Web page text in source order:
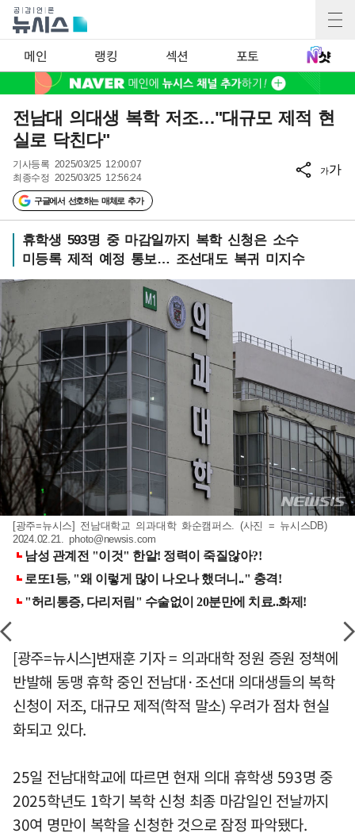
메인 랭킹 섹션 포토
전남대 의대생 복학 저조…"대규모 제적 현
실로 닥친다"
기사등록 2025/03/25 12:00:07
최종수정 2025/03/25 12:56:24
구글에서 선호하는 매체로 추가
가가
휴학생 593명 중 마감일까지 복학 신청은 소수
미등록 제적 예정 통보… 조선대도 복귀 미지수
[광주=뉴시스] 전남대학교 의과대학 화순캠퍼스. (사진 = 뉴시스DB)
2024.02.21.photo@newsis.com
[광주=뉴시스]변재훈 기자 = 의과대학 정원 증원 정책에
반발해 동맹 휴학 중인 전남대·조선대 의대생들의 복학
신청이 저조, 대규모 제적(학적 말소) 우려가 점차 현실
화되고 있다.
25일 전남대학교에 따르면 현재 의대 휴학생 593명 중
2025학년도 1학기 복학 신청 최종 마감일인 전날까지
30여 명만이 복학을 신청한 것으로 잠정 파악됐다.